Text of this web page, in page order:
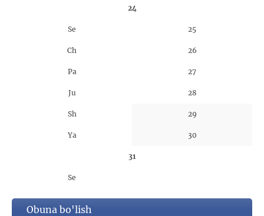
24
Se 25
Ch 26
Pa 27
Ju 28
Sh 29
Ya 30
31
Se
Obuna bo'lish